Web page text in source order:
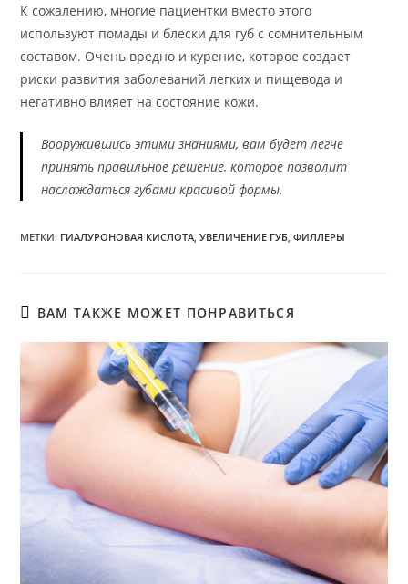
К сожалению, многие пациентки вместо этого
используют помады и блески для губ с сомнительным
составом. Очень вредно и курение, которое создает
риски развития заболеваний легких и пищевода и
негативно влияет на состояние кожи.
Вооружившись этими знаниями, вам будет легче
принять правильное решение, которое позволит
наслаждаться губами красивой формы.
МЕТКИ: ГИАЛУРОНОВАЯ КИСЛОТА УВЕЛИЧЕНИЕ ГУБ ФИЛЛЕРЫ
ВАМ ТАКЖЕ МОЖЕТ ПОНРАВИТЬСЯ